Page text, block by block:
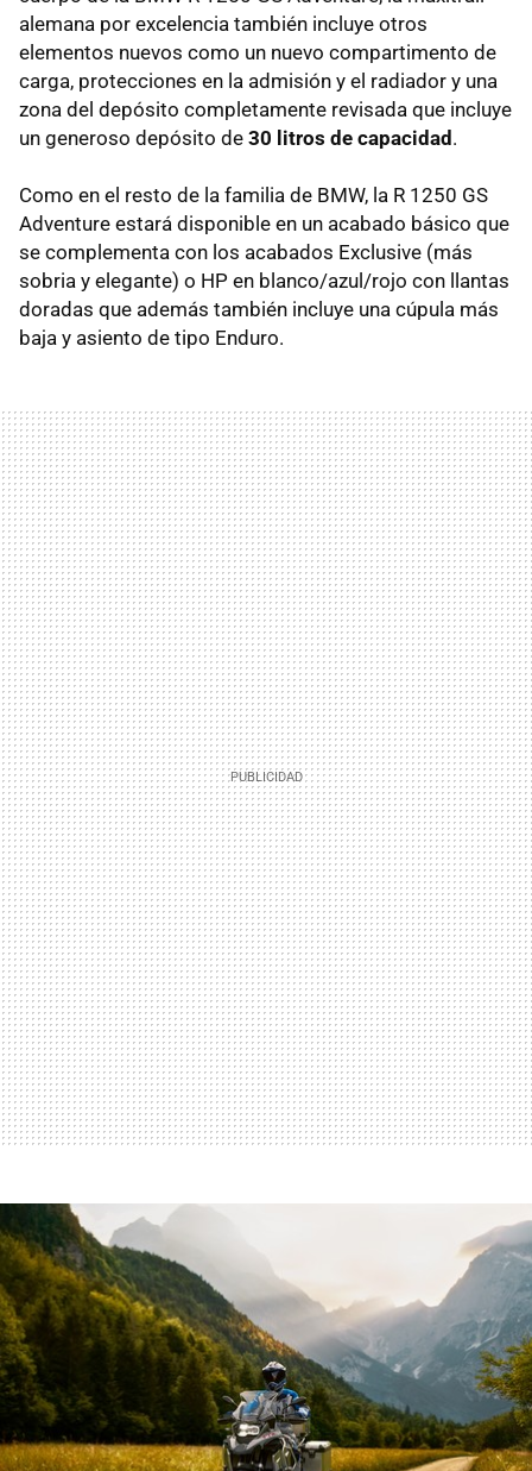
alemana por excelencia también incluye otros
elementos nuevos como un nuevo compartimento de
carga, protecciones en la admisión y el radiador y una
zona del depósito completamente revisada que incluye
un generoso depósito de 30 litros de capacidad.
Como en el resto de la familia de BMW, la R 1250 GS
Adventure estará disponible en un acabado básico que
se complementa con los acabados Exclusive (más
sobria y elegante) o HP en blanco/azul/rojo con llantas
doradas que además también incluye una cúpula más
baja y asiento de tipo Enduro.